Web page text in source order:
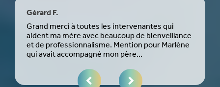
Gérard F.
Grand merci à toutes les intervenantes qui
aident ma mère avec beaucoup de bienveillance
et de professionnalisme. Mention pour Marlène
qui avait accompagné mon père...